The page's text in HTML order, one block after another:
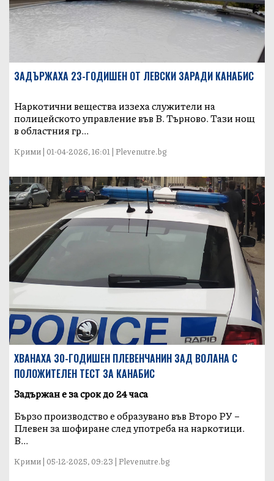
ЗАДЪРЖАХА 23-ГОДИШЕН ОТ ЛЕВСКИ ЗАРАДИ КАНАБИС
Наркотични вещества иззеха служители на
полицейското управление във В. Търново. Тази нощ
в областния гр...
Крими | 01-04-2026, 16:01 | Plevenutre.bg
ХВАНАХА 30-ГОДИШЕН ПЛЕВЕНЧАНИН ЗАД ВОЛАНА С
ПОЛОЖИТЕЛЕН ТЕСТ ЗА КАНАБИС
Задържан е за срок до 24 часа
Бързо производство е образувано във Второ РУ –
Плевен за шофиране след употреба на наркотици.
В...
Крими | 05-12-2025, 09:23 | Plevenutre.bg